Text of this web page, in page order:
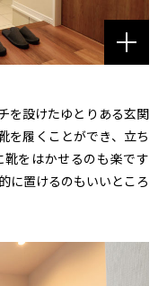
を設けたゆとりある玄関
を履くことができ、立ち
靴をはかせるのも楽です
に置けるのもいいところ